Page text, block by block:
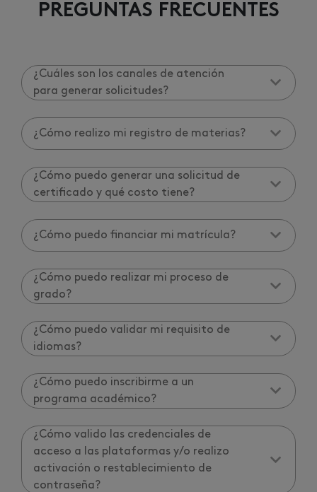
PREGUNTAS FRECUENTES
¿Cuáles son los canales de atención
para generar solicitudes?
¿Cómo realizo mi registro de materias?
¿Cómo puedo generar una solicitud de
certificado y qué costo tiene?
¿Cómo puedo financiar mi matrícula?
¿Cómo puedo realizar mi proceso de
grado?
¿Cómo puedo validar mi requisito de
idiomas?
¿Cómo puedo inscribirme a un
programa académico?
¿Cómo valido las credenciales de
acceso a las plataformas y/o realizo
activación o restablecimiento de
contraseña?